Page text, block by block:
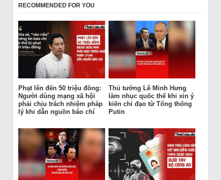
RECOMMENDED FOR YOU
Phạt lên đến 50 triệu đồng:
Người dùng mạng xã hội
phải chịu trách nhiệm pháp
lý khi dẫn nguồn báo chí
Thủ tướng Lê Minh Hưng
làm nhục quốc thể khi xin ý
kiến chỉ đạo từ Tổng thống
Putin